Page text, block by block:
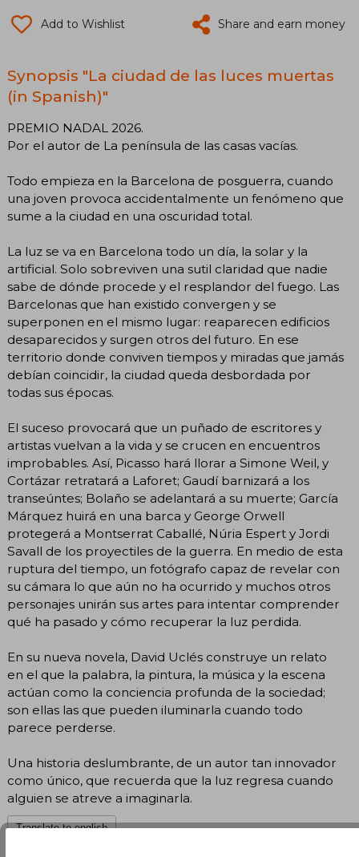
Add to Wishlist Share and earn money
Synopsis "La ciudad de las luces muertas
(in Spanish)"
PREMIO NADAL 2026.
Por el autor de La península de las casas vacías.
Todo empieza en la Barcelona de posguerra, cuando
una joven provoca accidentalmente un fenómeno que
sume a la ciudad en una oscuridad total.
La luz se va en Barcelona todo un día, la solar y la
artificial. Solo sobreviven una sutil claridad que nadie
sabe de dónde procede y el resplandor del fuego. Las
Barcelonas que han existido convergen y se
superponen en el mismo lugar: reaparecen edificios
desaparecidos y surgen otros del futuro. En ese
territorio donde conviven tiempos y miradas que jamás
debían coincidir, la ciudad queda desbordada por
todas sus épocas.
El suceso provocará que un puñado de escritores y
artistas vuelvan a la vida y se crucen en encuentros
improbables. Así, Picasso hará llorar a Simone Weil, y
Cortázar retratará a Laforet; Gaudí barnizará a los
transeúntes; Bolaño se adelantará a su muerte; García
Márquez huirá en una barca y George Orwell
protegerá a Montserrat Caballé, Núria Espert y Jordi
Savall de los proyectiles de la guerra. En medio de esta
ruptura del tiempo, un fotógrafo capaz de revelar con
su cámara lo que aún no ha ocurrido y muchos otros
personajes unirán sus artes para intentar comprender
qué ha pasado y cómo recuperar la luz perdida.
En su nueva novela, David Uclés construye un relato
en el que la palabra, la pintura, la música y la escena
actúan como la conciencia profunda de la sociedad;
son ellas las que pueden iluminarla cuando todo
parece perderse.
Una historia deslumbrante, de un autor tan innovador
como único, que recuerda que la luz regresa cuando
alguien se atreve a imaginarla.
Translate to english